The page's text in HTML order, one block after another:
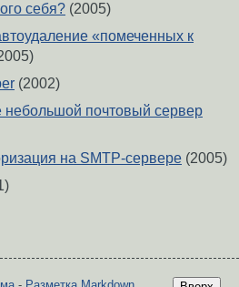
себя? (2005)
«помеченных к
(2002)
небольшой почтовый сервер
на SMTP-сервере (2005)